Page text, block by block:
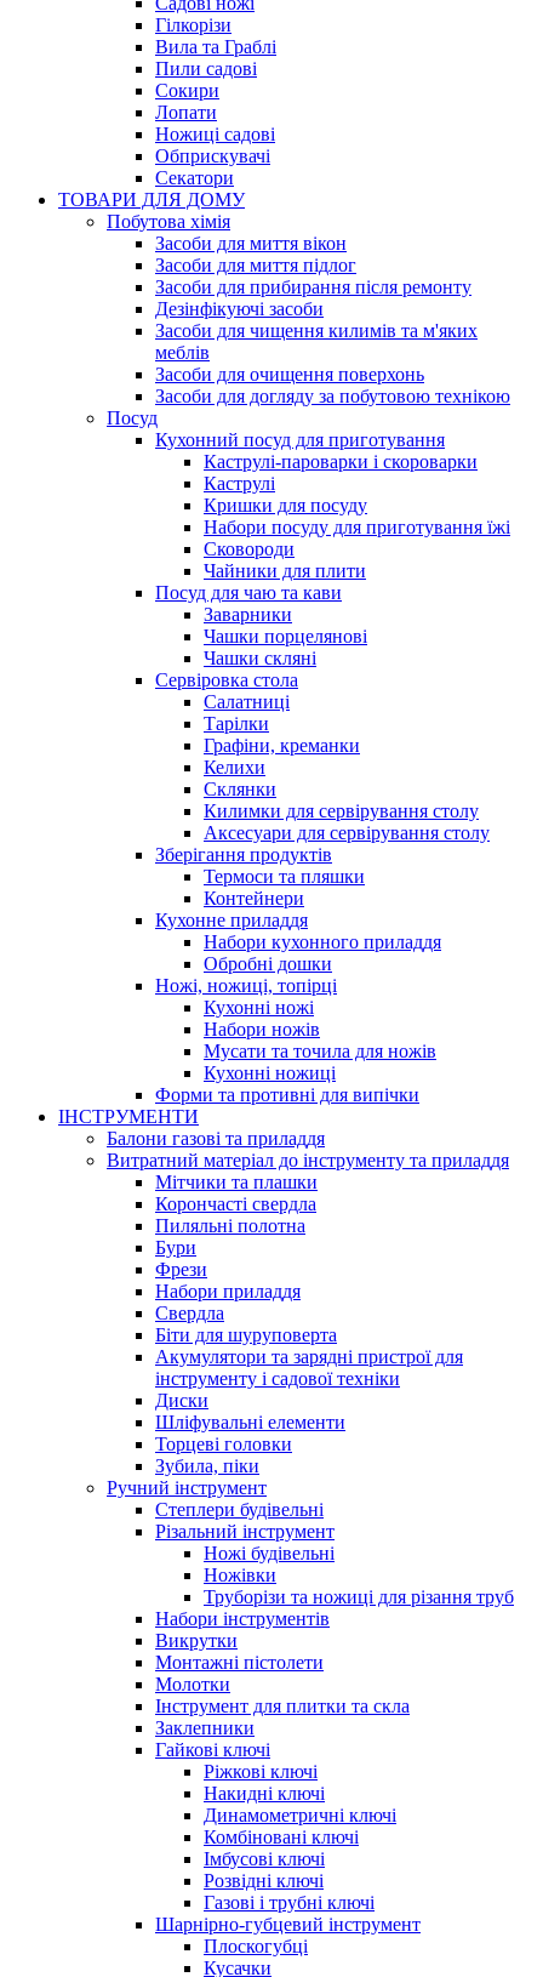
Гілкорізи
Вила та Граблі
Пили садові
Сокири
Лопати
Ножиці садові
Обприскувачі
Секатори
ТОВАРИ ДЛЯ ДОМУ
Побутова хімія
Засоби для миття вікон
Засоби для миття підлог
Засоби для прибирання після ремонту
Дезінфікуючі засоби
Засоби для чищення килимів та м'яких
меблів
Засоби для очищення поверхонь
Засоби для догляду за побутовою технікою
Посуд
Кухонний посуд для приготування
Каструлі-пароварки і скороварки
Каструлі
Кришки для посуду
Набори посуду для приготування їжі
Сковороди
Чайники для плити
Посуд для чаю та кави
Заварники
Чашки порцелянові
Чашки скляні
Сервіровка стола
Салатниці
Тарілки
Графіни, креманки
Келихи
Склянки
Килимки для сервірування столу
Аксесуари для сервірування столу
Зберігання продуктів
Термоси та пляшки
Контейнери
Кухонне приладдя
Набори кухонного приладдя
Обробні дошки
Ножі, ножиці, топірці
Кухонні ножі
Набори ножів
Мусати та точила для ножів
Кухонні ножиці
Форми та противні для випічки
ІНСТРУМЕНТИ
Балони газові та приладдя
Витратний матеріал до інструменту та приладдя
Мітчики та плашки
Корончасті свердла
Пиляльні полотна
Бури
Фрези
Набори приладдя
Свердла
Біти для шуруповерта
Акумулятори та зарядні пристрої для
інструменту і садової техніки
Диски
Шліфувальні елементи
Торцеві головки
Зубила, піки
Ручний інструмент
Степлери будівельні
Різальний інструмент
Ножі будівельні
Ножівки
Труборізи та ножиці для різання труб
Набори інструментів
Викрутки
Монтажні пістолети
Молотки
Інструмент для плитки та скла
Заклепники
Гайкові ключі
Ріжкові ключі
Накидні ключі
Динамометричні ключі
Комбіновані ключі
Імбусові ключі
Розвідні ключі
Газові і трубні ключі
Шарнірно-губцевий інструмент
Плоскогубцi
Кусачки